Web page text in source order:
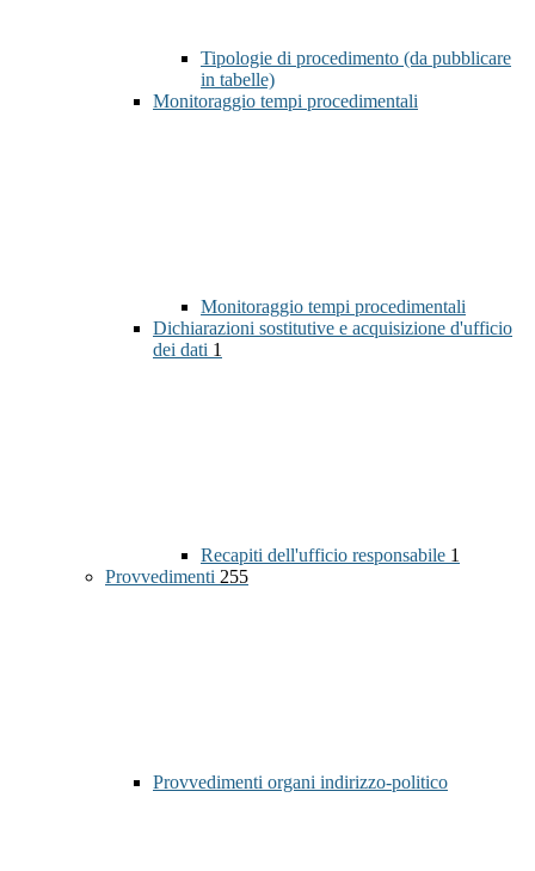
Tipologie di procedimento (da pubblicare
in tabelle)
Monitoraggio tempi procedimentali
Monitoraggio tempi procedimentali
Dichiarazioni sostitutive e acquisizione d'ufficio
dei dati 1
Recapiti dell'ufficio responsabile 1
Provvedimenti 255
Provvedimenti organi indirizzo-politico